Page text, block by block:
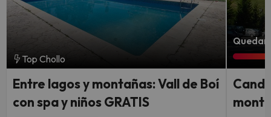
Top Chollo
Entre lagos y montañas: Vall de Boí
con spa y niños GRATIS